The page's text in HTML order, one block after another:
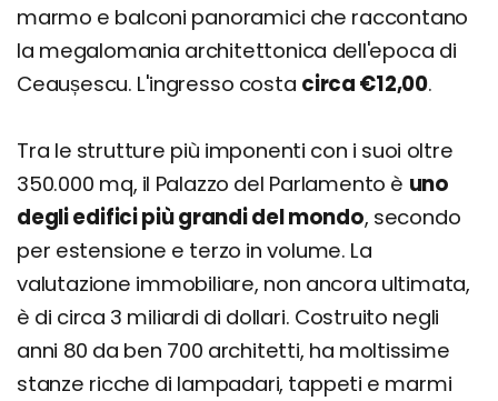
marmo e balconi panoramici che raccontano
la megalomania architettonica dell'epoca di
Ceaușescu. L'ingresso costa circa €12,00.
Tra le strutture più imponenti con i suoi oltre
350.000 mq, il Palazzo del Parlamento è uno
degli edifici più grandi del mondo, secondo
per estensione e terzo in volume. La
valutazione immobiliare, non ancora ultimata,
è di circa 3 miliardi di dollari. Costruito negli
anni 80 da ben 700 architetti, ha moltissime
stanze ricche di lampadari, tappeti e marmi